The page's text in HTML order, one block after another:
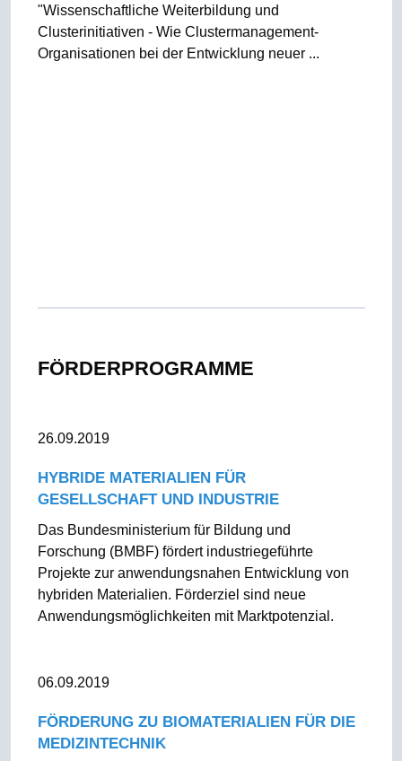
"Wissenschaftliche Weiterbildung und
Clusterinitiativen - Wie Clustermanagement-
Organisationen bei der Entwicklung neuer ...
FÖRDERPROGRAMME
26.09.2019
HYBRIDE MATERIALIEN FÜR
GESELLSCHAFT UND INDUSTRIE
Das Bundesministerium für Bildung und
Forschung (BMBF) fördert industriegeführte
Projekte zur anwendungsnahen Entwicklung von
hybriden Materialien. Förderziel sind neue
Anwendungsmöglichkeiten mit Marktpotenzial.
06.09.2019
FÖRDERUNG ZU BIOMATERIALIEN FÜR DIE
MEDIZINTECHNIK